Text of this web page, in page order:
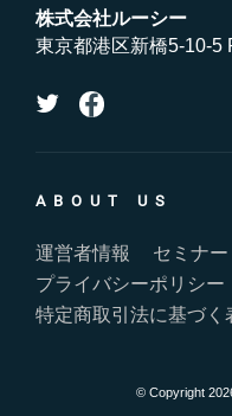
株式会社ルーシー
東京都港区新橋5-10-5
ABOUT US
運営者情報 セミナー
プライバシーポリシー
特定商取引法に基づく
© Copyright